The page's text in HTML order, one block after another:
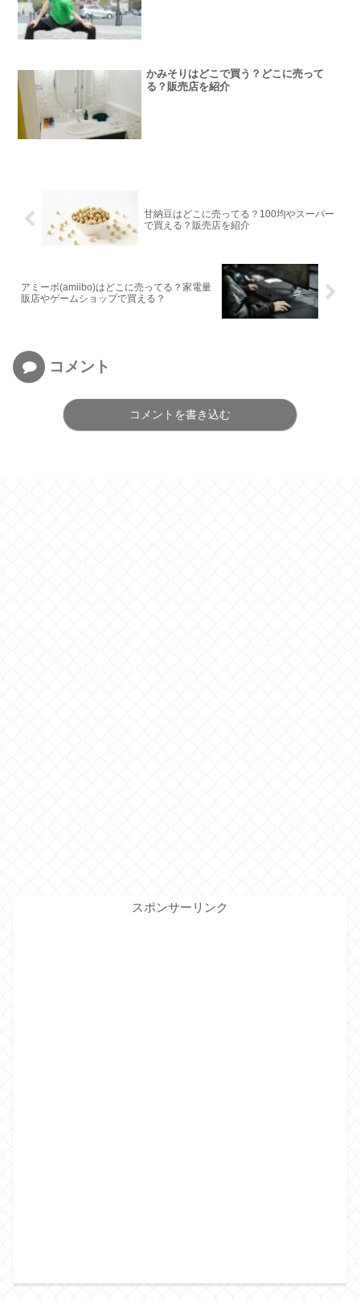
かみそりはどこで買う？どこに売って
る？販売店を紹介
甘納豆はどこに売ってる？100均やスーパー
で買える？販売店を紹介
アミーボ(amiibo)はどこに売ってる？家電量
販店やゲームショップで買える？
コメント
コメントを書き込む
スポンサーリンク